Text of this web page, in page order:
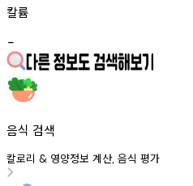
칼륨
-
음식 검색
칼로리 & 영양정보 계산, 음식 평가